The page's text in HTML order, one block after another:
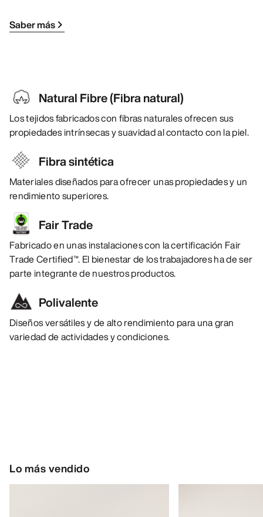
Saber más
Natural Fibre (Fibra natural)
Los tejidos fabricados con fibras naturales ofrecen sus
propiedades intrínsecas y suavidad al contacto con la piel.
Fibra sintética
Materiales diseñados para ofrecer unas propiedades y un
rendimiento superiores.
Fair Trade
Fabricado en unas instalaciones con la certificación Fair
Trade Certified™. El bienestar de los trabajadores ha de ser
parte integrante de nuestros productos.
Polivalente
Diseños versátiles y de alto rendimiento para una gran
variedad de actividades y condiciones.
Lo más vendido